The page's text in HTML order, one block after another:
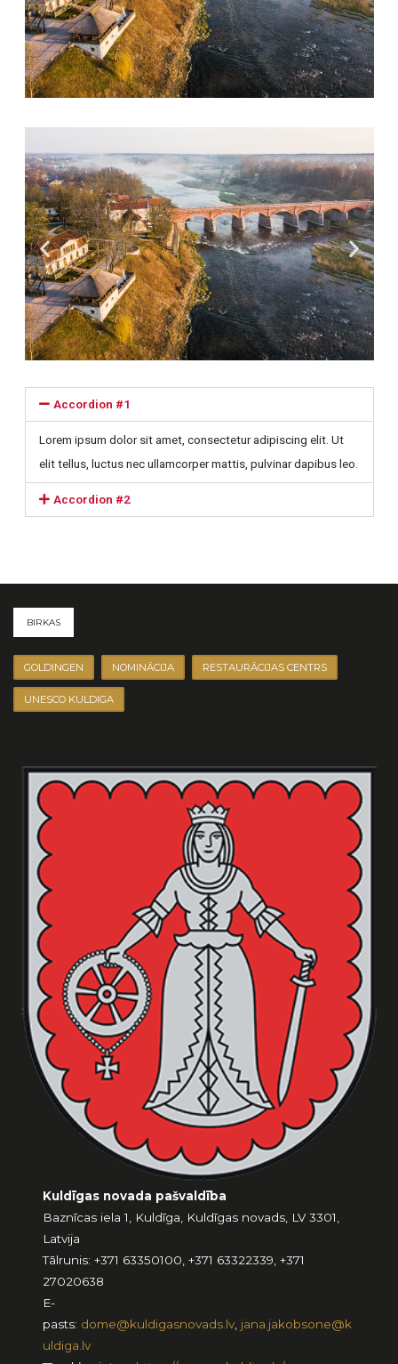
Accordion #1
Lorem ipsum dolor sit amet, consectetur adipiscing elit. Ut
elit tellus, luctus nec ullamcorper mattis, pulvinar dapibus leo.
Accordion #2
BIRKAS
GOLDINGEN NOMINĀCIJA RESTAURĀCIJAS CENTRS
UNESCO KULDIGA
Kuldīgas novada pašvaldība
Baznīcas iela 1, Kuldīga, Kuldīgas novads, LV 3301,
Latvija
Tālrunis: +371 63350100, +371 63322339, +371
27020638
E-
pasts: dome@kuldigasnovads.lv, jana.jakobsone@k
uldiga.lv